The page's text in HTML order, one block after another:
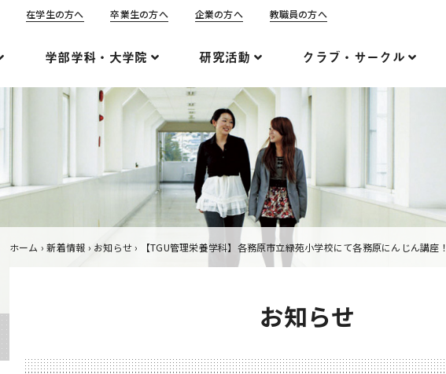
在学生の方へ 卒業生の方へ 企業の方へ 教職員の方へ
学部学科・大学院 研究活動 クラブ・サークル
ホーム ›新着情報 › お知らせ› 【TGU管理栄養学科】各務原市立緑苑小学校にて各務原にんじん講座！
お知らせ